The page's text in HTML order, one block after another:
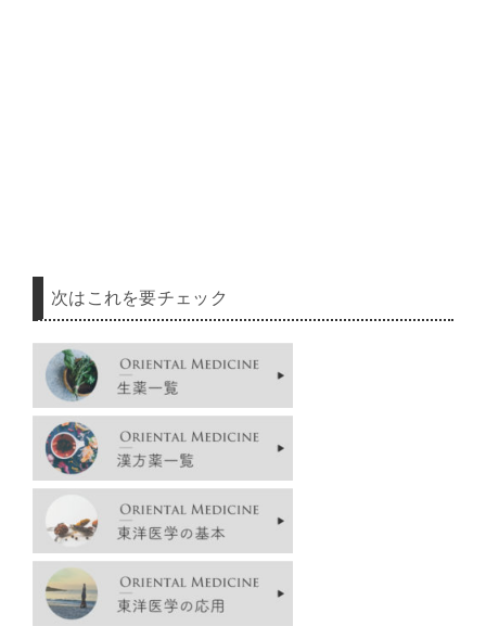
次はこれを要チェック